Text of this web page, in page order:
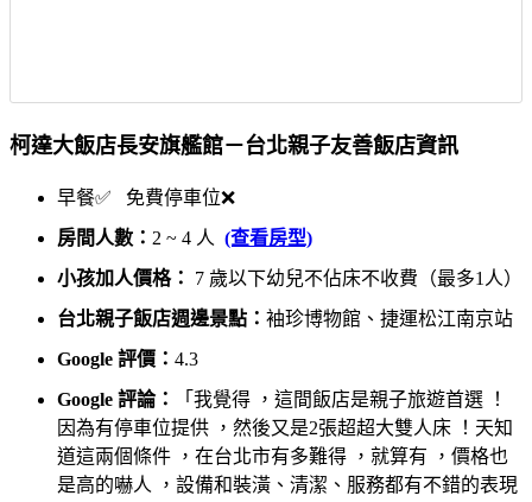
柯達大飯店長安旗艦館－台北親子友善飯店資訊
早餐✅ 免費停車位❌
房間人數： 2 ~ 4 人 (查看房型)
小孩加人價格：
7 歲以下幼兒不佔床不收費（最多1人）
台北親子飯店週邊景點： 袖珍博物館、捷運松江南京站
Google 評價： 4.3
Google 評論：
「我覺得 ，這間飯店是親子旅遊首選 ！
因為有停車位提供 ，然後又是2張超超大雙人床 ！天知
道這兩個條件 ，在台北市有多難得 ，就算有 ，價格也
是高的嚇人 ，設備和裝潢、清潔、服務都有不錯的表現